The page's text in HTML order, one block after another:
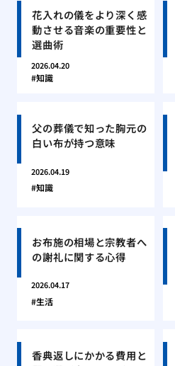
花入れの儀をより深く感
動させる音楽の重要性と
選曲術
2026.04.20
知識
父の葬儀で知った胸元の
白い布が持つ意味
2026.04.19
知識
お布施の相場と宗教者へ
の謝礼に関する心得
2026.04.17
生活
香典返しにかかる費用と